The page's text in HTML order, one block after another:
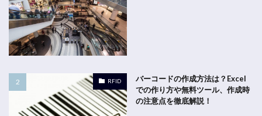
RFID
バーコードの作成方法は？Excel
での作り方や無料ツール、作成時
の注意点を徹底解説！